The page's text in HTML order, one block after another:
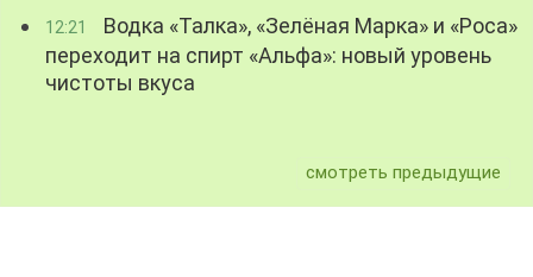
12:21
Водка «Талка», «Зелёная Марка» и «Роса»
переходит на спирт «Альфа»: новый уровень
чистоты вкуса
смотреть предыдущие